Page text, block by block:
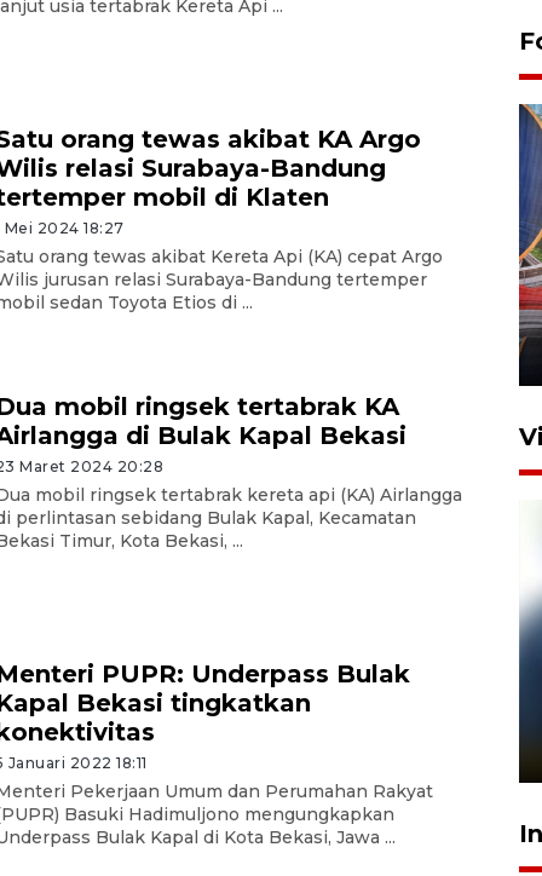
usia tertabrak Kereta Api ...
orang tewas akibat KA Argo
relasi Surabaya-Bandung
mobil di Klaten
Mei 2024 18:27
orang tewas akibat Kereta Api (KA) cepat Argo
jurusan relasi Surabaya-Bandung tertemper
sedan Toyota Etios di ...
mobil ringsek tertabrak KA
di Bulak Kapal Bekasi
Maret 2024 20:28
mobil ringsek tertabrak kereta api (KA) Airlangga
perlintasan sebidang Bulak Kapal, Kecamatan
Timur, Kota Bekasi, ...
PUPR: Underpass Bulak
Bekasi tingkatkan
Januari 2022 18:11
Pekerjaan Umum dan Perumahan Rakyat
Basuki Hadimuljono mengungkapkan
Bulak Kapal di Kota Bekasi, Jawa ...
Komisi V DPR tinjau
perlintasan sebidang di
Pelanggan Filaha Farm setia
sampai 8 tahan?